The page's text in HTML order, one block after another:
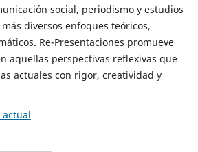
social, periodismo y estudios
diversos enfoques teóricos,
Re-Presentaciones promueve
aquellas perspectivas reflexivas que
actuales con rigor, creatividad y